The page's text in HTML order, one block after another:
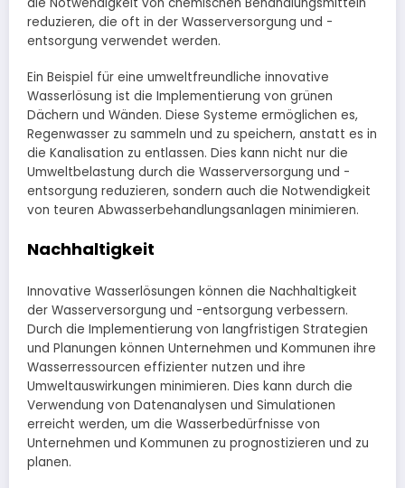
reduzieren, die oft in der Wasserversorgung und -
entsorgung verwendet werden.
Ein Beispiel für eine umweltfreundliche innovative
Wasserlösung ist die Implementierung von grünen
Dächern und Wänden. Diese Systeme ermöglichen es,
Regenwasser zu sammeln und zu speichern, anstatt es in
die Kanalisation zu entlassen. Dies kann nicht nur die
Umweltbelastung durch die Wasserversorgung und -
entsorgung reduzieren, sondern auch die Notwendigkeit
von teuren Abwasserbehandlungsanlagen minimieren.
Nachhaltigkeit
Innovative Wasserlösungen können die Nachhaltigkeit
der Wasserversorgung und -entsorgung verbessern.
Durch die Implementierung von langfristigen Strategien
und Planungen können Unternehmen und Kommunen ihre
Wasserressourcen effizienter nutzen und ihre
Umweltauswirkungen minimieren. Dies kann durch die
Verwendung von Datenanalysen und Simulationen
erreicht werden, um die Wasserbedürfnisse von
Unternehmen und Kommunen zu prognostizieren und zu
planen.